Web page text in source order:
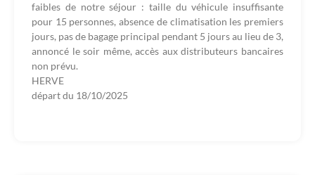
faibles de notre séjour : taille du véhicule insuffisante
pour 15 personnes, absence de climatisation les premiers
jours, pas de bagage principal pendant 5 jours au lieu de 3,
annoncé le soir même, accès aux distributeurs bancaires
non prévu.
HERVE
départ du 18/10/2025